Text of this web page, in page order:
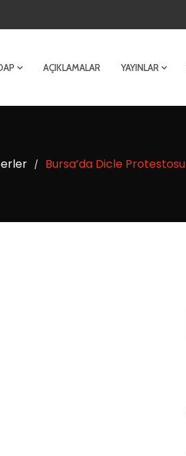
AÇIKLAMALAR YAYINLAR
/ Bursa’da Dicle Protestosu